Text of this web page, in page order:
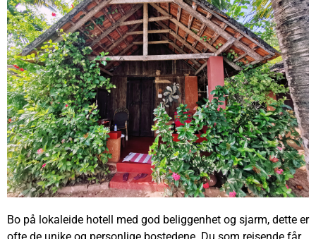
Bo på lokaleide hotell med god beliggenhet og sjarm, dette er
ofte de unike og personlige bostedene. Du som reisende får